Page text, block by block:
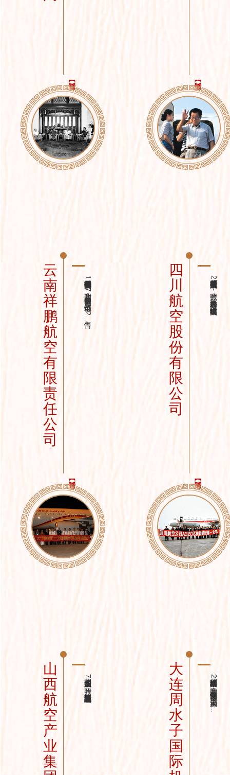
云
南
祥
鹏
航
空
有
限
责
任
公
司
云南祥鹏航空有限责任公司捐赠了113张照片和7部影像资料，记录了公司2012年告...
四
川
航
空
股
份
有
限
公
司
四川航空股份有限公司捐赠了258张照片，内容涉及公司发展、中国民航英雄机组...
山
西
航
空
产
业
集
山西航空产业集团捐赠了75张照片，再现了山西省机场建设以及通用航空发展的珍...
大
连
周
水
子
国
际
大连周水子国际机场捐赠了25张照片和2件国家领导人题词复制件，真实记录了197...